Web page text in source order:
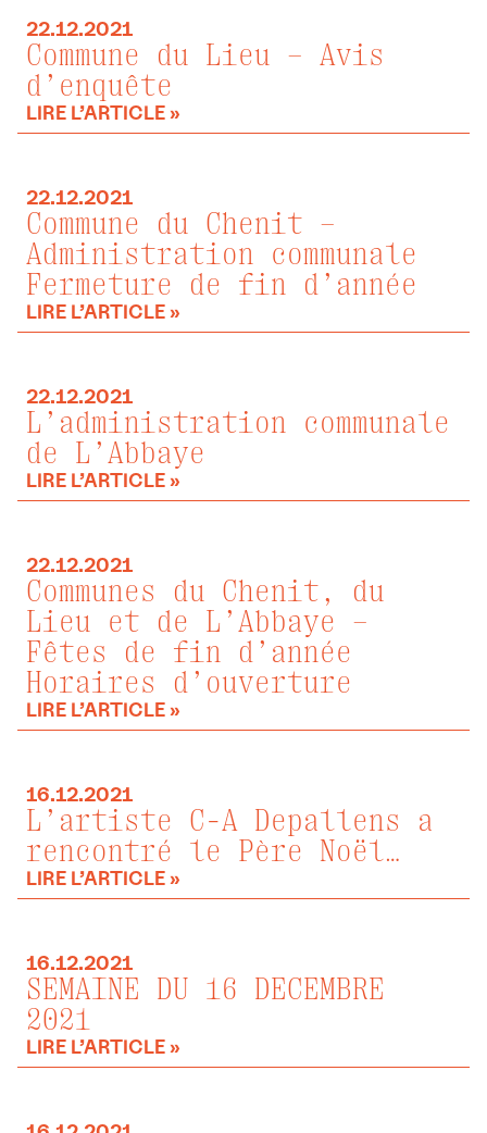
22.12.2021
Commune du Lieu – Avis
d’enquête
LIRE L’ARTICLE »
22.12.2021
Commune du Chenit –
Administration communale
Fermeture de fin d’année
LIRE L’ARTICLE »
22.12.2021
L’administration communale
de L’Abbaye
LIRE L’ARTICLE »
22.12.2021
Communes du Chenit, du
Lieu et de L’Abbaye –
Fêtes de fin d’année
Horaires d’ouverture
LIRE L’ARTICLE »
16.12.2021
L’artiste C-A Depallens a
rencontré le Père Noël…
LIRE L’ARTICLE »
16.12.2021
SEMAINE DU 16 DECEMBRE
2021
LIRE L’ARTICLE »